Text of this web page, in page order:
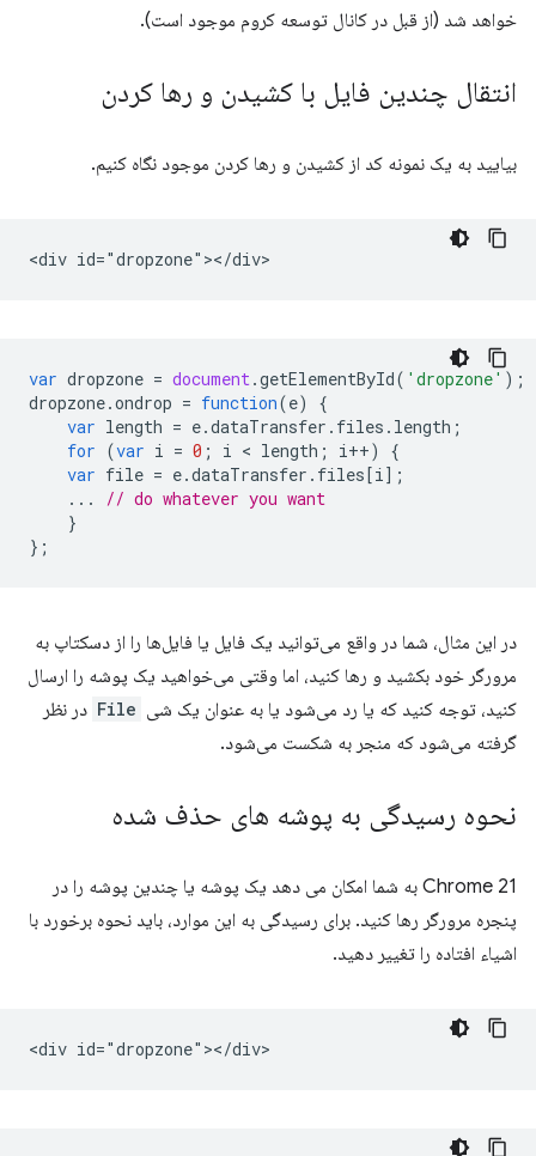
خواهد شد (از قبل در کانال توسعه کروم موجود است).
انتقال چندین فایل با کشیدن و رها کردن
بیایید به یک نمونه کد از کشیدن و رها کردن موجود نگاه کنیم.
var dropzone = document.getElementById( 'dropzone' );
dropzone.ondrop = function(e)
{
var length = e.dataTransfer . files . length ;
for (var i = 0 ; i < length ; i++)
{
var file = e.dataTransfer . files[i];
...
// do whatever you want
}
};
در این مثال، شما در واقع می‌توانید یک فایل یا فایل‌ها را از دسکتاپ به
مرورگر خود بکشید و رها کنید، اما وقتی می‌خواهید یک پوشه را ارسال
کنید، توجه کنید که یا رد می‌شود یا به عنوان یک شی File در نظر
گرفته می‌شود که منجر به شکست می‌شود.
نحوه رسیدگی به پوشه های حذف شده
Chrome 21 به شما امکان می دهد یک پوشه یا چندین پوشه را در
پنجره مرورگر رها کنید. برای رسیدگی به این موارد، باید نحوه برخورد با
اشیاء افتاده را تغییر دهید.